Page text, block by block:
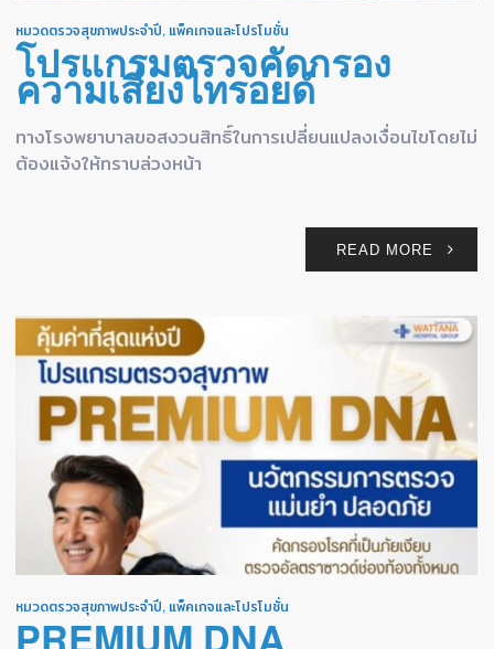
หมวดตรวจสุขภาพประจำปี, แพ็คเกจและโปรโมชั่น
โปรแกรมตรวจคัดกรอง
ความเสี่ยงไทรอยด์
ทางโรงพยาบาลขอสงวนสิทธิ์ในการเปลี่ยนแปลงเงื่อนไขโดยไม่
ต้องแจ้งให้ทราบล่วงหน้า
READ MORE
หมวดตรวจสุขภาพประจำปี, แพ็คเกจและโปรโมชั่น
PREMIUM DNA